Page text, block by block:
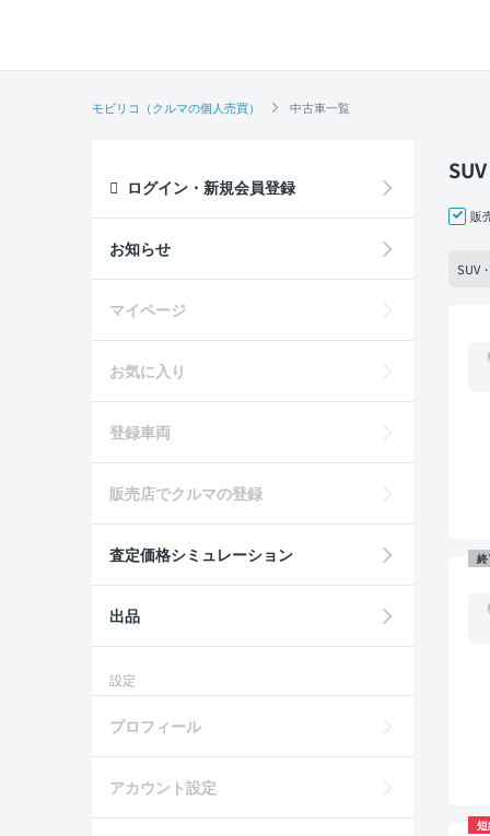
モビリコ（クルマの個人売買） 中古車一覧
販
SUV
ログイン・新規会員登録
お知らせ
マイページ
お気に入り
登録車両
販売店でクルマの登録
査定価格シミュレーション
出品
設定
プロフィール
アカウント設定